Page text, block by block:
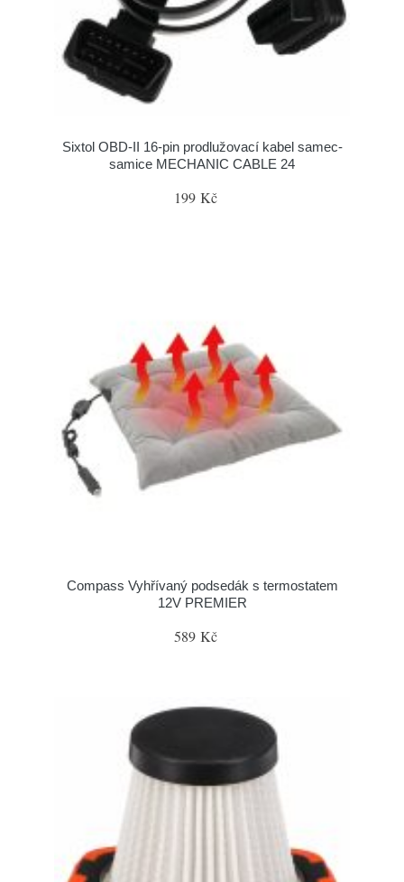
Sixtol OBD-II 16-pin prodlužovací kabel samec-
samice MECHANIC CABLE 24
199 Kč
Compass Vyhřívaný podsedák s termostatem
12V PREMIER
589 Kč